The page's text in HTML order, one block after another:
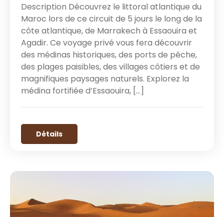
Description Découvrez le littoral atlantique du
Maroc lors de ce circuit de 5 jours le long de la
côte atlantique, de Marrakech à Essaouira et
Agadir. Ce voyage privé vous fera découvrir
des médinas historiques, des ports de pêche,
des plages paisibles, des villages côtiers et de
magnifiques paysages naturels. Explorez la
médina fortifiée d’Essaouira, […]
Détails